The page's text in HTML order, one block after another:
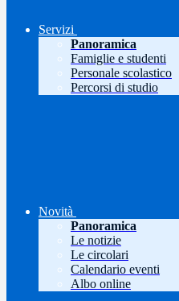
Servizi
Panoramica
Famiglie e studenti
Personale scolastico
Percorsi di studio
Novità
Panoramica
Le notizie
Le circolari
Calendario eventi
Albo online